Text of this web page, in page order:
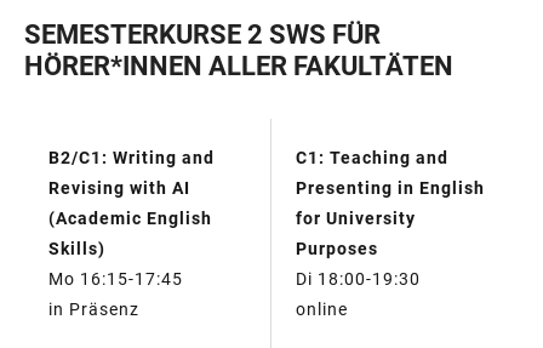
SEMESTERKURSE 2 SWS FÜR
HÖRER*INNEN ALLER FAKULTÄTEN
TABELLE
B2/C1: Writing and
Revising with AI
(Academic English
Skills)
Mo 16:15-17:45
in Präsenz
C1: Teaching and
Presenting in English
for University
Purposes
Di 18:00-19:30
online